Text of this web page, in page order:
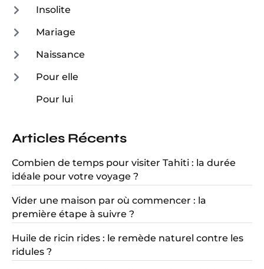
Insolite
Mariage
Naissance
Pour elle
Pour lui
Articles Récents
Combien de temps pour visiter Tahiti : la durée
idéale pour votre voyage ?
Vider une maison par où commencer : la
première étape à suivre ?
Huile de ricin rides : le remède naturel contre les
ridules ?